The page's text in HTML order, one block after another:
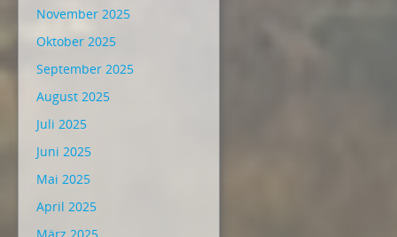
November 2025
Oktober 2025
September 2025
August 2025
Juli 2025
Juni 2025
Mai 2025
April 2025
März 2025